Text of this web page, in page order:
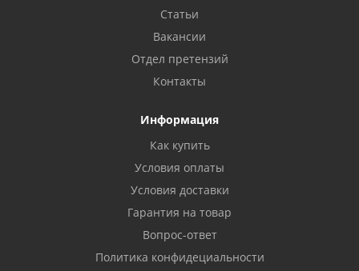
Статьи
Вакансии
Отдел претензий
Контакты
Информация
Как купить
Условия оплаты
Условия доставки
Гарантия на товар
Вопрос-ответ
Политика конфидециальности